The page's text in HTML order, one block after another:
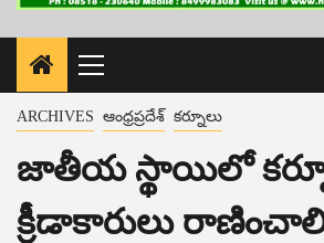
Primary
Menu
ARCHIVES ఆంధ్రప్రదేశ్ కర్నూలు
జాతీయ స్థాయిలో
క్రీడాకారులు